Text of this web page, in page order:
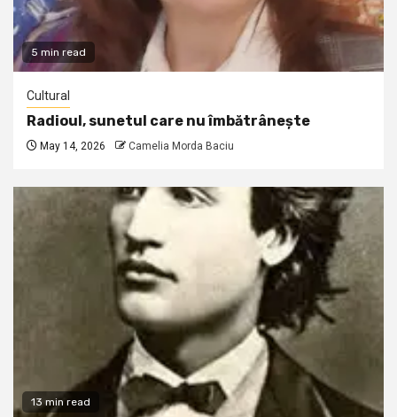
5 min read
Cultural
Radioul, sunetul care nu îmbătrânește
May 14, 2026 Camelia Morda Baciu
13 min read